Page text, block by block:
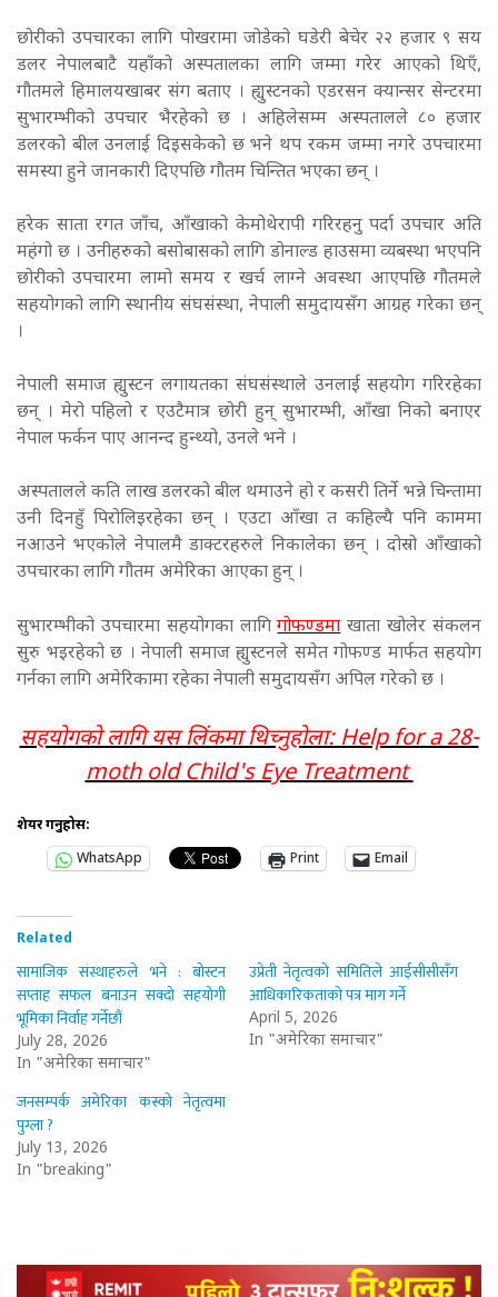
छोरीको उपचारका लागि पोखरामा जोडेको घडेरी बेचेर २२ हजार ९ सय
डलर नेपालबाटै यहाँको अस्पतालका लागि जम्मा गरेर आएको थिएँ,
गौतमले हिमालयखाबर संग बताए । ह्युस्टनको एडरसन क्यान्सर सेन्टरमा
सुभारम्भीको उपचार भैरहेको छ । अहिलेसम्म अस्पतालले ८० हजार
डलरको बील उनलाई दिइसकेको छ भने थप रकम जम्मा नगरे उपचारमा
समस्या हुने जानकारी दिएपछि गौतम चिन्तित भएका छन् ।
हरेक साता रगत जाँच, आँखाको केमोथेरापी गरिरहनु पर्दा उपचार अति
महंगो छ । उनीहरुको बसोबासको लागि डोनाल्ड हाउसमा व्यबस्था भएपनि
छोरीको उपचारमा लामो समय र खर्च लाग्ने अवस्था आएपछि गौतमले
सहयोगको लागि स्थानीय संघसंस्था, नेपाली समुदायसँग आग्रह गरेका छन्
।
नेपाली समाज ह्युस्टन लगायतका संघसंस्थाले उनलाई सहयोग गरिरहेका
छन् । मेरो पहिलो र एउटैमात्र छोरी हुन् सुभारम्भी, आँखा निको बनाएर
नेपाल फर्कन पाए आनन्द हुन्थ्यो, उनले भने ।
अस्पतालले कति लाख डलरको बील थमाउने हो र कसरी तिर्ने भन्ने चिन्तामा
उनी दिनहुँ पिरोलिइरहेका छन् । एउटा आँखा त कहिल्यै पनि काममा
नआउने भएकोले नेपालमै डाक्टरहरुले निकालेका छन् । दोस्रो आँखाको
उपचारका लागि गौतम अमेरिका आएका हुन् ।
सुभारम्भीको उपचारमा सहयोगका लागिगोफण्डमाखाता खोलेर संकलन
सुरु भइरहेको छ । नेपाली समाज ह्युस्टनले समेत गोफण्ड मार्फत सहयोग
गर्नका लागि अमेरिकामा रहेका नेपाली समुदायसँग अपिल गरेको छ ।
सहयोगको लागि यस लिंकमा थिच्नुहोला: Help for a 28-
moth old Child's Eye Treatment
शेयर गर्नुहोस:
WhatsApp
Print Email
Related
सामाजिक संस्थाहरुले भने : बोस्टन
सप्ताह सफल बनाउन सक्दो सहयोगी
भूमिका निर्वाह गर्नेछौं
July 28, 2026
In "अमेरिका समाचार"
उप्रेती नेतृत्वको समितिले आईसीसीसँग
आधिकारिकताको पत्र माग गर्ने
April 5, 2026
In "अमेरिका समाचार"
जनसम्पर्क अमेरिका कस्को नेतृत्वमा
पुग्ला ?
July 13, 2026
In "breaking"